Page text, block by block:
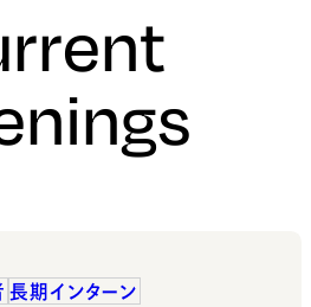
長期インターン